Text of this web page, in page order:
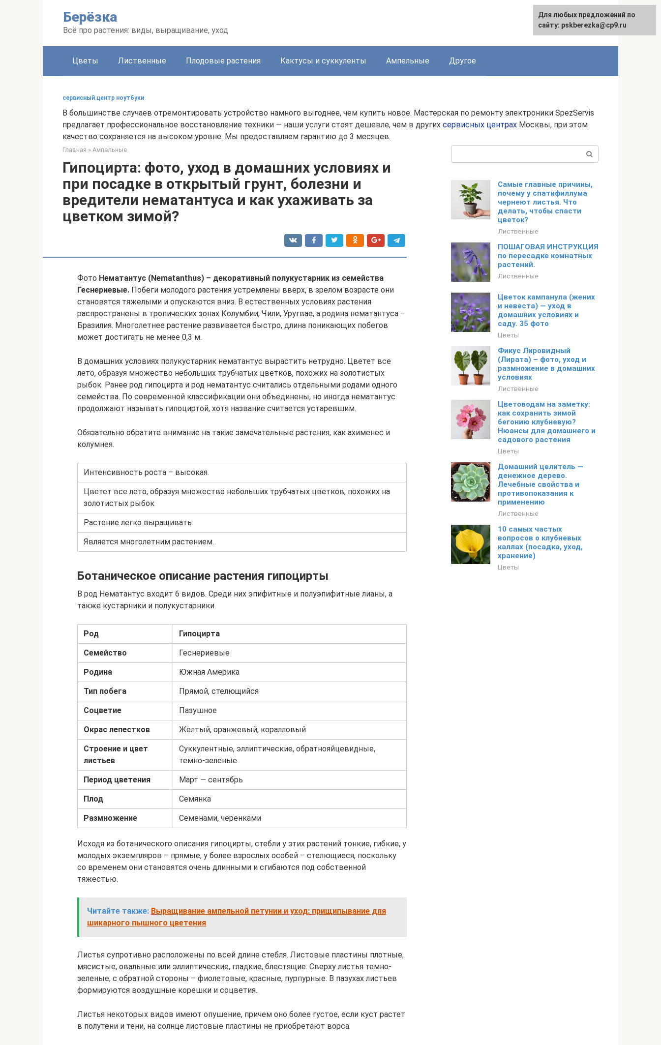
Берёзка
Всё про растения: виды, выращивание, уход
English
Цветы Лиственные Плодовые растения Кактусы и суккуленты Ампельные Другое
сервисный центр ноутбуки
В большинстве случаев отремонтировать устройство намного выгоднее, чем купить новое. Мастерская по ремонту электроники SpezServis
предлагает профессиональное восстановление техники — наши услуги стоят дешевле, чем в других сервисных центрах Москвы, при этом
качество сохраняется на высоком уровне. Мы предоставляем гарантию до 3 месяцев.
Главная » Ампельные
Гипоцирта: фото, уход в домашних условиях и
при посадке в открытый грунт, болезни и
вредители нематантуса и как ухаживать за
цветком зимой?
Фото Нематантус (Nematanthus) – декоративный полукустарник из семейства
Геснериевые. Побеги молодого растения устремлены вверх, в зрелом возрасте они
становятся тяжелыми и опускаются вниз. В естественных условиях растения
распространены в тропических зонах Колумбии, Чили, Уругвае, а родина нематантуса –
Бразилия. Многолетнее растение развивается быстро, длина поникающих побегов
может достигать не менее 0,3 м.
В домашних условиях полукустарник нематантус вырастить нетрудно. Цветет все
лето, образуя множество небольших трубчатых цветков, похожих на золотистых
рыбок. Ранее род гипоцирта и род нематантус считались отдельными родами одного
семейства. По современной классификации они объединены, но иногда нематантус
продолжают называть гипоциртой, хотя название считается устаревшим.
Обязательно обратите внимание на такие замечательные растения, как ахименес и
колумнея.
Интенсивность роста – высокая.
Цветет все лето, образуя множество небольших трубчатых цветков, похожих на
золотистых рыбок
Растение легко выращивать.
Является многолетним растением.
Ботаническое описание растения гипоцирты
В род Нематантус входит 6 видов. Среди них эпифитные и полуэпифитные лианы, а
также кустарники и полукустарники.
Род Гипоцирта
Семейство Геснериевые
Родина Южная Америка
Тип побега Прямой, стелющийся
Соцветие Пазушное
Окрас лепестков Желтый, оранжевый, коралловый
Строение и цвет
листьев
Суккулентные, эллиптические, обратнояйцевидные,
темно-зеленые
Период цветения Март — сентябрь
Плод Семянка
Размножение Семенами, черенками
Исходя из ботанического описания гипоцирты, стебли у этих растений тонкие, гибкие, у
молодых экземпляров – прямые, у более взрослых особей – стелющиеся, поскольку
со временем они становятся очень длинными и сгибаются под собственной
тяжестью.
Читайте также: Выращивание ампельной петунии и уход: прищипывание для
шикарного пышного цветения
Листья супротивно расположены по всей длине стебля. Листовые пластины плотные,
мясистые, овальные или эллиптические, гладкие, блестящие. Сверху листья темно-
зеленые, с обратной стороны – фиолетовые, красные, пурпурные. В пазухах листьев
формируются воздушные корешки и соцветия.
Листья некоторых видов имеют опушение, причем оно более густое, если куст растет
в полутени и тени, на солнце листовые пластины не приобретают ворса.
Самые главные причины,
почему у спатифиллума
чернеют листья. Что
делать, чтобы спасти
цветок?
Лиственные
ПОШАГОВАЯ ИНСТРУКЦИЯ
по пересадке комнатных
растений.
Лиственные
Цветок кампанула (жених
и невеста) — уход в
домашних условиях и
саду. 35 фото
Цветы
Фикус Лировидный
(Лирата) – фото, уход и
размножение в домашних
условиях
Лиственные
Цветоводам на заметку:
как сохранить зимой
бегонию клубневую?
Нюансы для домашнего и
садового растения
Цветы
Домашний целитель —
денежное дерево.
Лечебные свойства и
противопоказания к
применению
Лиственные
10 самых частых
вопросов о клубневых
каллах (посадка, уход,
хранение)
Цветы
Для любых предложений по
сайту: pskberezka@cp9.ru